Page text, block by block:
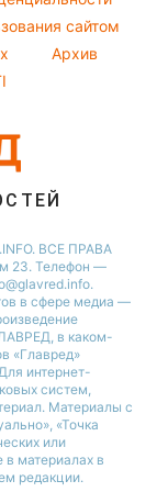
сайтом
Архив
ВСЕ ПРАВА
23. Телефон —
в сфере медиа —
в каком-
«Главред»
интернет-
систем,
Материалы с
«Точка
или
в материалах в
редакции.